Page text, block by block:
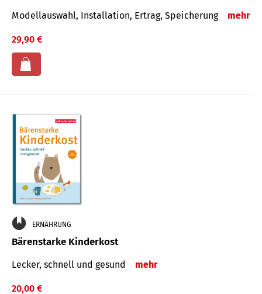
Modellauswahl, Installation, Ertrag, Speicherung mehr
29,90 €
ERNÄHRUNG
Bärenstarke Kinderkost
Lecker, schnell und gesund mehr
20,00 €